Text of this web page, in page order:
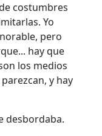
costumbres
Yo
pero
hay que
los medios
y hay
desbordaba.